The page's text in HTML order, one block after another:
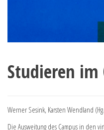
Studieren im
Werner Sesink, Karsten Wendland
Die Ausweitung des Campus in den